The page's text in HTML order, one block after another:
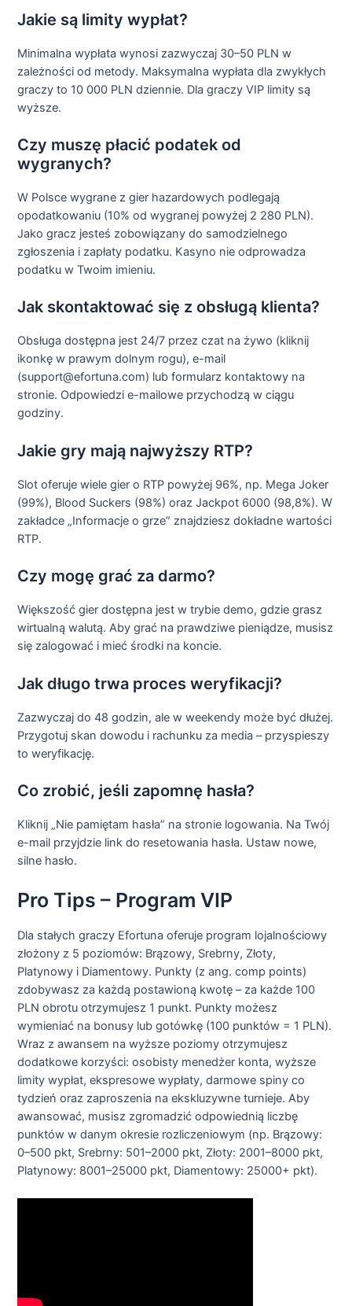
Jakie są limity wypłat?
Minimalna wypłata wynosi zazwyczaj 30–50 PLN w
zależności od metody. Maksymalna wypłata dla zwykłych
graczy to 10 000 PLN dziennie. Dla graczy VIP limity są
wyższe.
Czy muszę płacić podatek od
wygranych?
W Polsce wygrane z gier hazardowych podlegają
opodatkowaniu (10% od wygranej powyżej 2 280 PLN).
Jako gracz jesteś zobowiązany do samodzielnego
zgłoszenia i zapłaty podatku. Kasyno nie odprowadza
podatku w Twoim imieniu.
Jak skontaktować się z obsługą klienta?
Obsługa dostępna jest 24/7 przez czat na żywo (kliknij
ikonkę w prawym dolnym rogu), e-mail
(support@efortuna.com) lub formularz kontaktowy na
stronie. Odpowiedzi e-mailowe przychodzą w ciągu
godziny.
Jakie gry mają najwyższy RTP?
Slot oferuje wiele gier o RTP powyżej 96%, np. Mega Joker
(99%), Blood Suckers (98%) oraz Jackpot 6000 (98,8%). W
zakładce „Informacje o grze” znajdziesz dokładne wartości
RTP.
Czy mogę grać za darmo?
Większość gier dostępna jest w trybie demo, gdzie grasz
wirtualną walutą. Aby grać na prawdziwe pieniądze, musisz
się zalogować i mieć środki na koncie.
Jak długo trwa proces weryfikacji?
Zazwyczaj do 48 godzin, ale w weekendy może być dłużej.
Przygotuj skan dowodu i rachunku za media – przyspieszy
to weryfikację.
Co zrobić, jeśli zapomnę hasła?
Kliknij „Nie pamiętam hasła” na stronie logowania. Na Twój
e-mail przyjdzie link do resetowania hasła. Ustaw nowe,
silne hasło.
Pro Tips – Program VIP
Dla stałych graczy Efortuna oferuje program lojalnościowy
złożony z 5 poziomów: Brązowy, Srebrny, Złoty,
Platynowy i Diamentowy. Punkty (z ang. comp points)
zdobywasz za każdą postawioną kwotę – za każde 100
PLN obrotu otrzymujesz 1 punkt. Punkty możesz
wymieniać na bonusy lub gotówkę (100 punktów = 1 PLN).
Wraz z awansem na wyższe poziomy otrzymujesz
dodatkowe korzyści: osobisty menedżer konta, wyższe
limity wypłat, ekspresowe wypłaty, darmowe spiny co
tydzień oraz zaproszenia na ekskluzywne turnieje. Aby
awansować, musisz zgromadzić odpowiednią liczbę
punktów w danym okresie rozliczeniowym (np. Brązowy:
0–500 pkt, Srebrny: 501–2000 pkt, Złoty: 2001–8000 pkt,
Platynowy: 8001–25000 pkt, Diamentowy: 25000+ pkt).